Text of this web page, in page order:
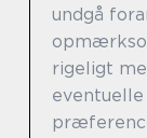
undgå
rigeligt